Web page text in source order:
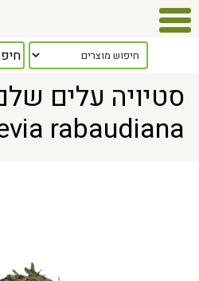
> סטיויה עלים שלם/שבור Stevia rabaudiana
סטיויה עלים
rabaudiana